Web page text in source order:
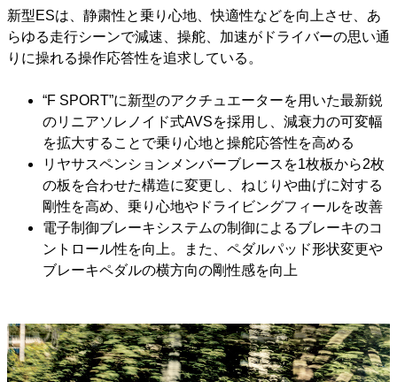
新型ESは、静粛性と乗り心地、快適性などを向上させ、あ
らゆる走行シーンで減速、操舵、加速がドライバーの思い通
りに操れる操作応答性を追求している。
“F SPORT”に新型のアクチュエーターを用いた最新鋭
のリニアソレノイド式AVSを採用し、減衰力の可変幅
を拡大することで乗り心地と操舵応答性を高める
リヤサスペンションメンバーブレースを1枚板から2枚
の板を合わせた構造に変更し、ねじりや曲げに対する
剛性を高め、乗り心地やドライビングフィールを改善
電子制御ブレーキシステムの制御によるブレーキのコ
ントロール性を向上。また、ペダルパッド形状変更や
ブレーキペダルの横方向の剛性感を向上